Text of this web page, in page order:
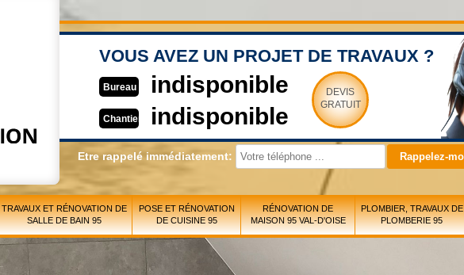
VOUS AVEZ UN PROJET DE TRAVAUX ?
Bureau indisponible
Chantier indisponible
DEVIS
GRATUIT
Etre rappelé immédiatement:
TRAVAUX ET RÉNOVATION DE
SALLE DE BAIN 95
POSE ET RÉNOVATION
DE CUISINE 95
RÉNOVATION DE
MAISON 95 VAL-D'OISE
PLOMBIER, TRAVAUX DE
PLOMBERIE 95